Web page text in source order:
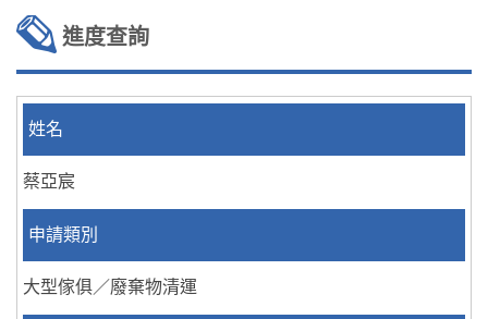
進度查詢
姓名
蔡亞宸
申請類別
大型傢俱／廢棄物清運